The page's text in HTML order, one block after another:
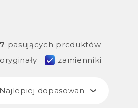
7 pasujących produktów
oryginały zamienniki
Najlepiej dopasowane